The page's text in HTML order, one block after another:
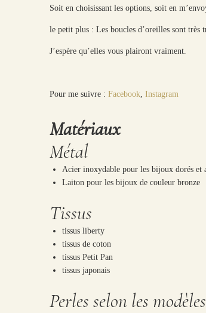
Soit en choisissant les options, soit en
le petit plus : Les boucles d’oreilles sont très
J’espère qu’elles vous plairont vraiment.
Pour me suivre :Facebook ,Instagram
Matériaux
Métal
Acier inoxydable pour les bijoux dorés et
Laiton pour les bijoux de couleur bronze
Tissus
tissus liberty
tissus de coton
tissus Petit Pan
tissus japonais
Perles selon les modèles